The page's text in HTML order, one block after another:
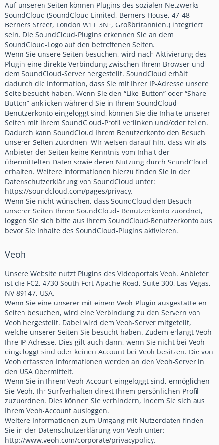
Auf unseren Seiten können Plugins des sozialen Netzwerks
SoundCloud (SoundCloud Limited, Berners House, 47-48
Berners Street, London W1T 3NF, Großbritannien.) integriert
sein. Die SoundCloud-Plugins erkennen Sie an dem
SoundCloud-Logo auf den betroffenen Seiten.
Wenn Sie unsere Seiten besuchen, wird nach Aktivierung des
Plugin eine direkte Verbindung zwischen Ihrem Browser und
dem SoundCloud-Server hergestellt. SoundCloud erhält
dadurch die Information, dass Sie mit Ihrer IP-Adresse unsere
Seite besucht haben. Wenn Sie den “Like-Button” oder “Share-
Button” anklicken während Sie in Ihrem SoundCloud-
Benutzerkonto eingeloggt sind, können Sie die Inhalte unserer
Seiten mit Ihrem SoundCloud-Profil verlinken und/oder teilen.
Dadurch kann SoundCloud Ihrem Benutzerkonto den Besuch
unserer Seiten zuordnen. Wir weisen darauf hin, dass wir als
Anbieter der Seiten keine Kenntnis vom Inhalt der
übermittelten Daten sowie deren Nutzung durch SoundCloud
erhalten. Weitere Informationen hierzu finden Sie in der
Datenschutzerklärung von SoundCloud unter:
https://soundcloud.com/pages/privacy.
Wenn Sie nicht wünschen, dass SoundCloud den Besuch
unserer Seiten Ihrem SoundCloud- Benutzerkonto zuordnet,
loggen Sie sich bitte aus Ihrem SoundCloud-Benutzerkonto aus
bevor Sie Inhalte des SoundCloud-Plugins aktivieren.
Veoh
Unsere Website nutzt Plugins des Videoportals Veoh. Anbieter
ist die FC2, 4730 South Fort Apache Road, Suite 300, Las Vegas,
NV 89147, USA.
Wenn Sie eine unserer mit einem Veoh-Plugin ausgestatteten
Seiten besuchen, wird eine Verbindung zu den Servern von
Veoh hergestellt. Dabei wird dem Veoh-Server mitgeteilt,
welche unserer Seiten Sie besucht haben. Zudem erlangt Veoh
Ihre IP-Adresse. Dies gilt auch dann, wenn Sie nicht bei Veoh
eingeloggt sind oder keinen Account bei Veoh besitzen. Die von
Veoh erfassten Informationen werden an den Veoh-Server in
den USA übermittelt.
Wenn Sie in Ihrem Veoh-Account eingeloggt sind, ermöglichen
Sie Veoh, Ihr Surfverhalten direkt Ihrem persönlichen Profil
zuzuordnen. Dies können Sie verhindern, indem Sie sich aus
Ihrem Veoh-Account ausloggen.
Weitere Informationen zum Umgang mit Nutzerdaten finden
Sie in der Datenschutzerklärung von Veoh unter:
http://www.veoh.com/corporate/privacypolicy.